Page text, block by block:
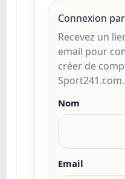
Connexion
Recevez un
email pour
créer de
Sport241.com.
Nom
Email